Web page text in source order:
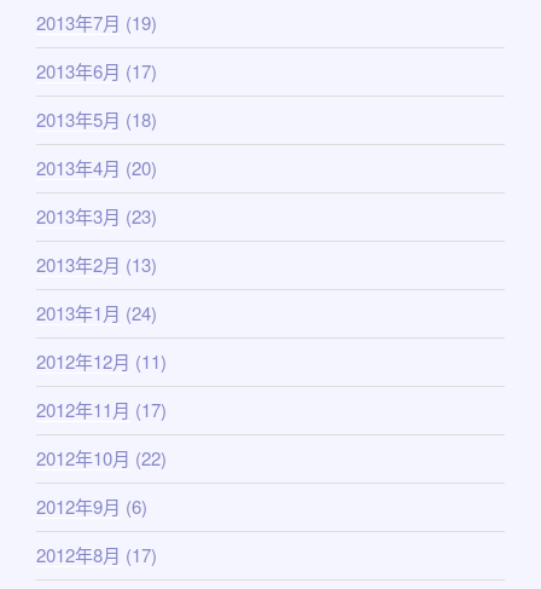
2013年7月 (19)
2013年6月 (17)
2013年5月 (18)
2013年4月 (20)
2013年3月 (23)
2013年2月 (13)
2013年1月 (24)
2012年12月 (11)
2012年11月 (17)
2012年10月 (22)
2012年9月 (6)
2012年8月 (17)